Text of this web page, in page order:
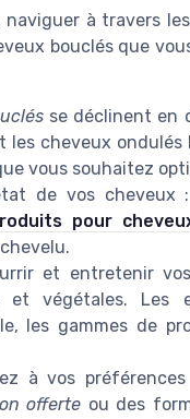
à travers
bouclés que
se déclinent en
les cheveux
vous souhaitez
de vos cheveux
pour
et entretenir vos
végétales. Les
les gammes de
à vos
offerte ou des